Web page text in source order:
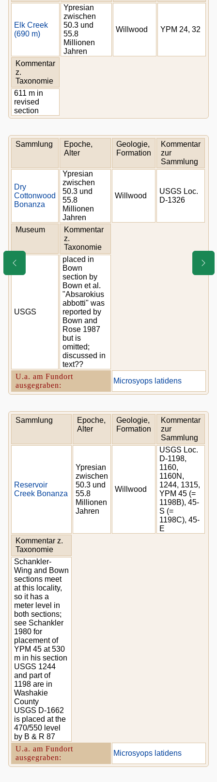
Elk Creek
(690 m)
Ypresian
zwischen
50.3 und
55.8
Millionen
Jahren
Willwood YPM 24, 32
Kommentar
z.
Taxonomie
611 m in
revised
section
Sammlung
Epoche,
Alter
Geologie,
Formation
Kommentar
zur
Sammlung
Dry
Cottonwood
Bonanza
Ypresian
zwischen
50.3 und
55.8
Millionen
Jahren
Willwood
USGS Loc.
D-1326
Museum
Kommentar
z.
Taxonomie
USGS
placed in
Bown
section by
Bown et al.
"Absarokius
abbotti" was
reported by
Bown and
Rose 1987
but is
omitted;
discussed in
text??
U.a. am Fundort
ausgegraben:
Microsyops latidens
Sammlung
Epoche,
Alter
Geologie,
Formation
Kommentar
zur
Sammlung
Reservoir
Creek Bonanza
Ypresian
zwischen
50.3 und
55.8
Millionen
Jahren
Willwood
USGS Loc.
D-1198,
1160,
1160N,
1244, 1315,
YPM 45 (=
1198B), 45-
S (=
1198C), 45-
E
Kommentar z.
Taxonomie
Schankler-
Wing and Bown
sections meet
at this locality,
so it has a
meter level in
both sections;
see Schankler
1980 for
placement of
YPM 45 at 530
m in his section
USGS 1244
and part of
1198 are in
Washakie
County
USGS D-1662
is placed at the
470/550 level
by B & R 87
U.a. am Fundort
ausgegraben:
Microsyops latidens